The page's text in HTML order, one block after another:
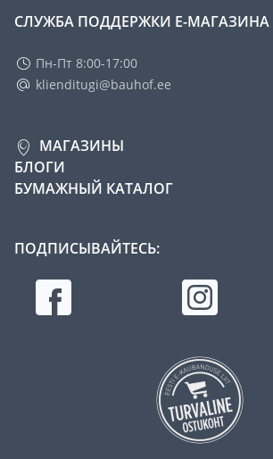
СЛУЖБА ПОДДЕРЖКИ Е-МАГАЗИНА
Пн-Пт 8:00-17:00
klienditugi@bauhof.ee
МАГАЗИНЫ
БЛОГИ
БУМАЖНЫЙ КАТАЛОГ
ПОДПИСЫВАЙТЕСЬ: